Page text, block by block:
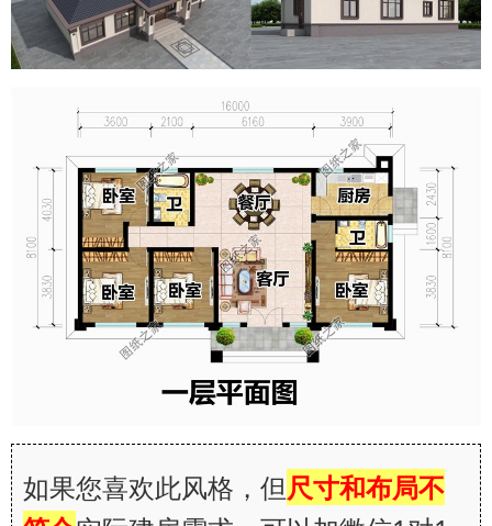
如果您喜欢此风格，但尺寸和布局不